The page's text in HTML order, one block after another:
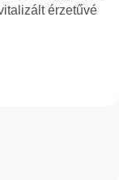
érzetűvé